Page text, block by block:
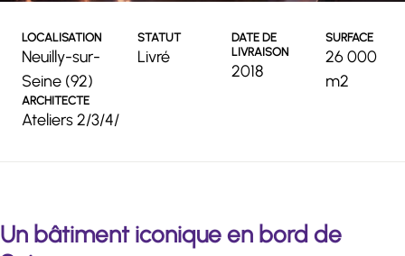
LOCALISATION
Neuilly-sur-
Seine (92)
STATUT
Livré
DATE DE
LIVRAISON
2018
SURFACE
26 000
m2
ARCHITECTE
Ateliers 2/3/4/
Un bâtiment iconique en bord de